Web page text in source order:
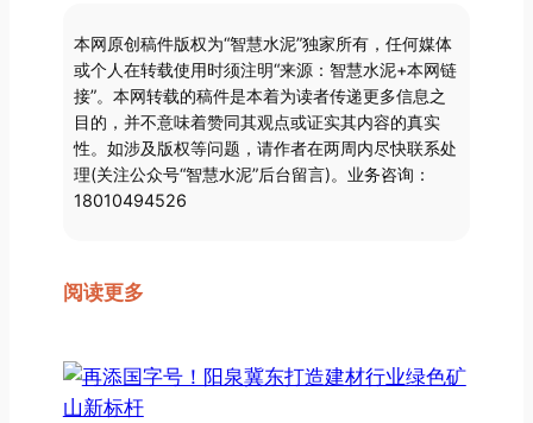
本网原创稿件版权为“智慧水泥”独家所有，任何媒体
或个人在转载使用时须注明“来源：智慧水泥+本网链
接”。本网转载的稿件是本着为读者传递更多信息之
目的，并不意味着赞同其观点或证实其内容的真实
性。如涉及版权等问题，请作者在两周内尽快联系处
理(关注公众号“智慧水泥”后台留言)。业务咨询：
18010494526
阅读更多